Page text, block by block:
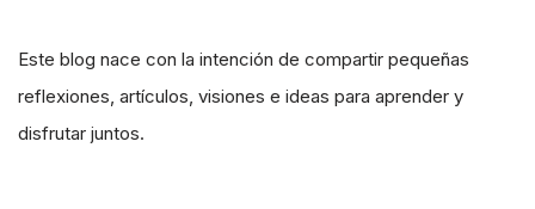
Este blog nace con la intención de compartir pequeñas
reflexiones, artículos, visiones e ideas para aprender y
disfrutar juntos.